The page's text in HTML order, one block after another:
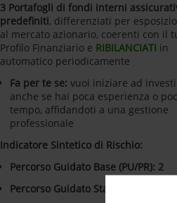
3 Portafogli di fondi interni
predefiniti, differenziati per
al mercato azionario, coerenti con il
Profilo Finanziario e RIBILANCIATI in
automatico periodicamente
Fa per te se: vuoi iniziare ad
anche se hai poca esperienza o
tempo, affidandoti a una gestione
professionale
Indicatore Sintetico di Rischio:
Percorso Guidato Base (PU/PR): 2
Percorso Guidato Standard (PU/PR):